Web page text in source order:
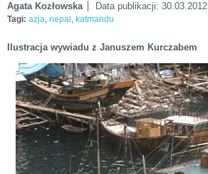
Agata Kozłowska Data publikacji: 30.03.2012
Tagi: azja, nepal , katmandu
Ilustracja wywiadu z Januszem Kurczabem